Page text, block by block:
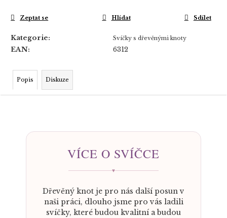
Kategorie: Svíčky s dřevěnými knoty
EAN: 6312
Zeptat se Hlídat Sdílet
Popis Diskuze
VÍCE O SVÍČCE
♥
Dřevěný knot je pro nás další posun v
naši práci, dlouho jsme pro vás ladili
svíčky, které budou kvalitní a budou